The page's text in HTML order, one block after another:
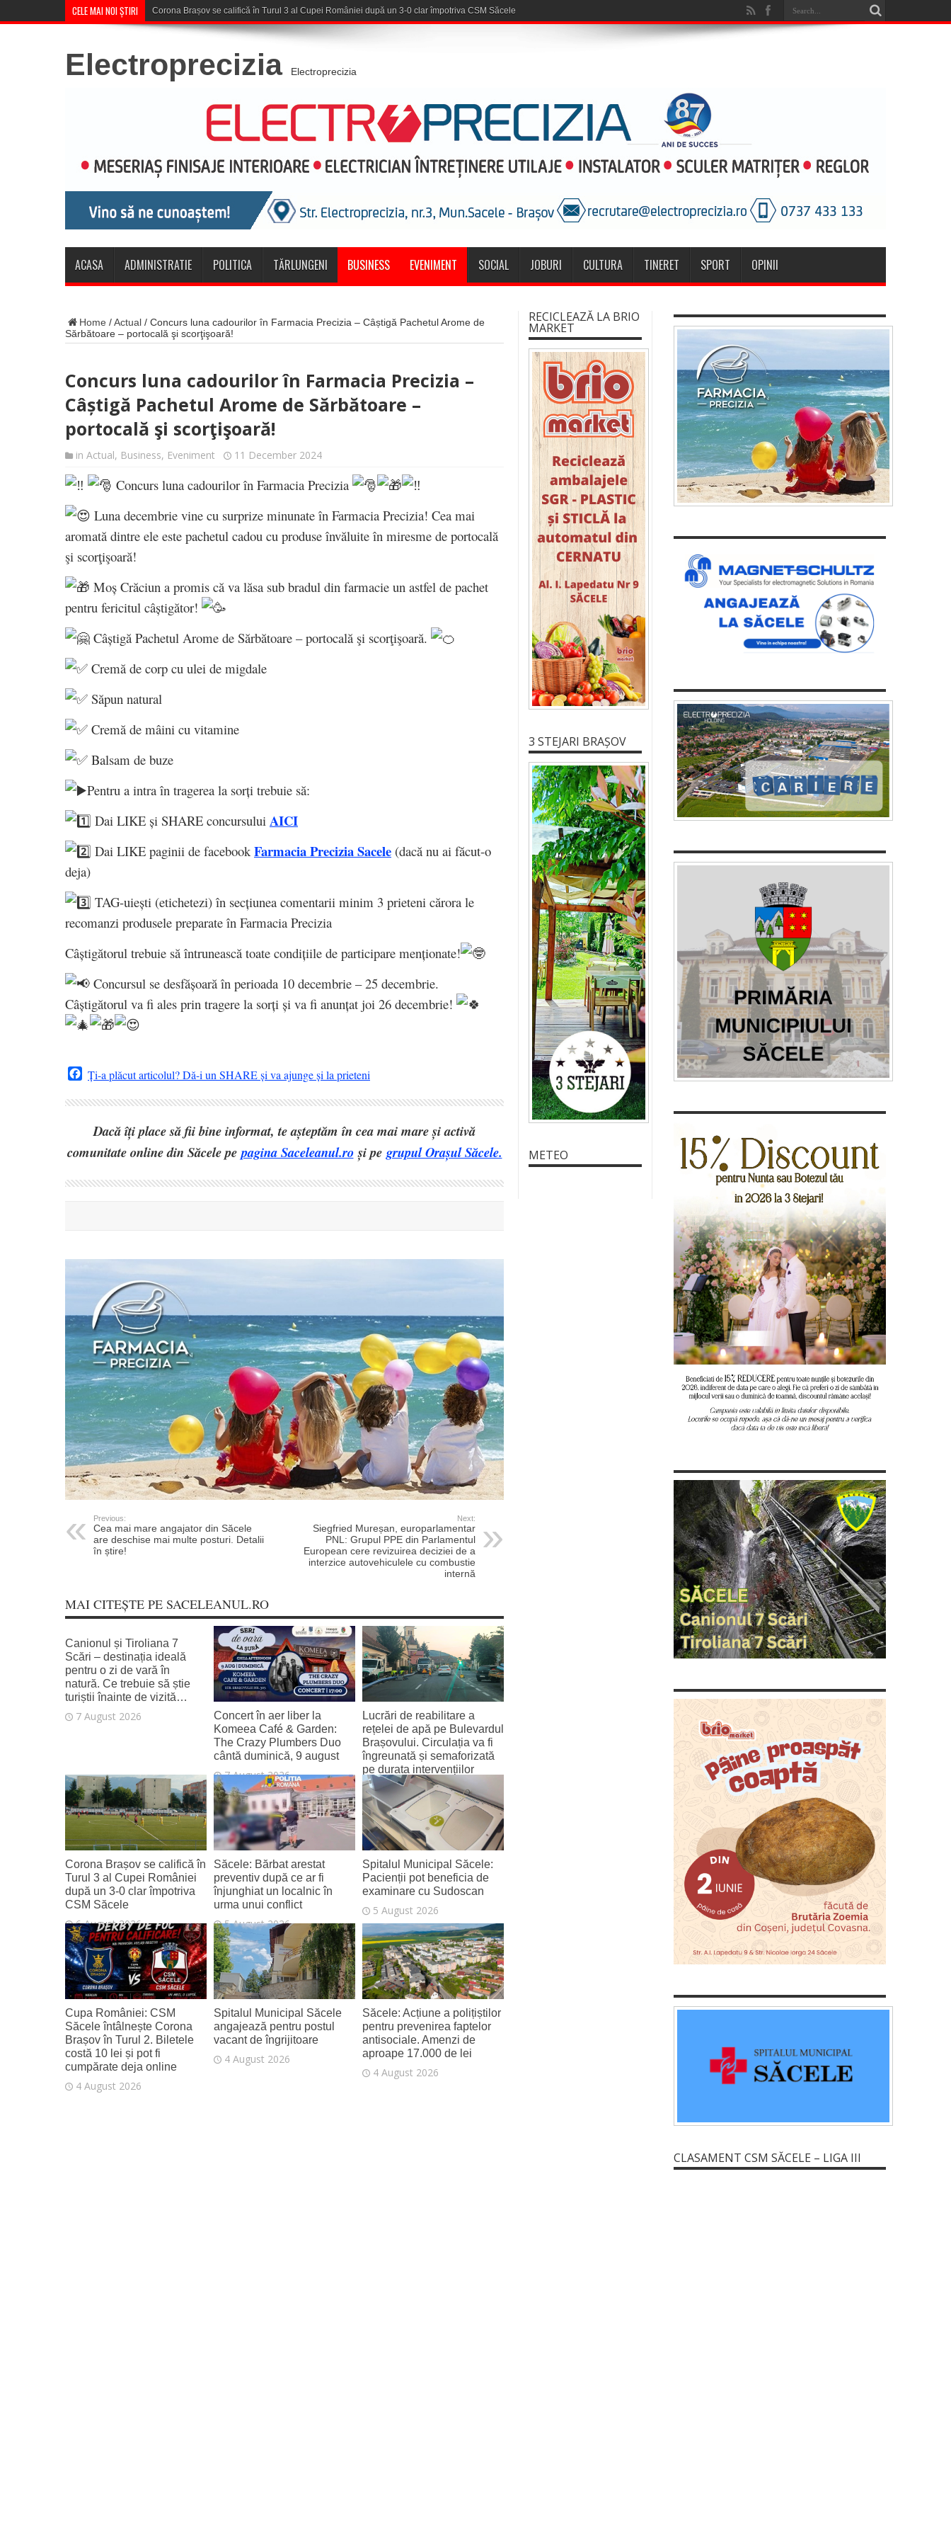
CELE MAI NOI ȘTIRI Săcele: Bărbat arestat p
Electroprecizia Electroprecizia
ACASA ADMINISTRATIE POLITICA TĂRLUNGENI BUSINESS EVENIMENT SOCIAL JOBURI CULTURA TINERET SPORT OPINII
Home /Actual / Concurs luna cadourilor în Farmacia Precizia – Câștigă Pachetul Arome de
Sărbătoare – portocală şi scorţişoară!
Concurs luna cadourilor în Farmacia Precizia –
Câștigă Pachetul Arome de Sărbătoare –
portocală şi scorţişoară!
in Actual, Business, Eveniment 11 December 2024
Concurs luna cadourilor în Farmacia Precizia
Luna decembrie vine cu surprize minunate în Farmacia Precizia! Cea mai
aromată dintre ele este pachetul cadou cu produse învăluite în miresme de portocală
şi scorţişoară!
Moș Crăciun a promis că va lăsa sub bradul din farmacie un astfel de pachet
pentru fericitul câștigător!
Câștigă Pachetul Arome de Sărbătoare – portocală şi scorţişoară.
Cremă de corp cu ulei de migdale
Săpun natural
Cremă de mâini cu vitamine
Balsam de buze
Pentru a intra în tragerea la sorți trebuie să:
️ Dai LIKE și SHARE concursului AICI
Dai LIKE paginii de facebookFarmacia Precizia Sacele (dacă nu ai făcut-o
deja)
️TAG-uiești (etichetezi) în secțiunea comentarii minim 3 prieteni cărora le
recomanzi produsele preparate în Farmacia Precizia
Câștigătorul trebuie să întrunească toate condițiile de participare menționate!
Concursul se desfășoară în perioada 10 decembrie – 25 decembrie.
Câștigătorul va fi ales prin tragere la sorți și va fi anunțat joi 26 decembrie!
Facebook
Ți-a plăcut articolul? Dă-i un SHARE și va ajunge și la prieteni
Dacă îți place să fii bine informat, te așteptăm în cea mai mare și activă
comunitate online din Săcele pepagina Saceleanul.roși pe grupul Orașul Săcele.
Previous:
Cea mai mare angajator din Săcele
are deschise mai multe posturi. Detalii
în știre!
Next:
Siegfried Mureșan, europarlamentar
PNL: Grupul PPE din Parlamentul
European cere revizuirea deciziei de a
interzice autovehiculele cu combustie
internă
MAI CITEȘTE PE SACELEANUL.RO
Canionul și Tiroliana 7
Scări – destinația ideală
pentru o zi de vară în
natură. Ce trebuie să știe
turiștii înainte de vizită…
7 August 2026
Concert în aer liber la
Komeea Café & Garden:
The Crazy Plumbers Duo
cântă duminică, 9 august
7 August 2026
Lucrări de reabilitare a
rețelei de apă pe Bulevardul
Brașovului. Circulația va fi
îngreunată și semaforizată
pe durata intervențiilor
6 August 2026
Corona Brașov se califică în
Turul 3 al Cupei României
după un 3-0 clar împotriva
CSM Săcele
6 August 2026
Săcele: Bărbat arestat
preventiv după ce ar fi
înjunghiat un localnic în
urma unui conflict
5 August 2026
Spitalul Municipal Săcele:
Pacienții pot beneficia de
examinare cu Sudoscan
5 August 2026
Cupa României: CSM
Săcele întâlnește Corona
Brașov în Turul 2. Biletele
costă 10 lei și pot fi
cumpărate deja online
4 August 2026
Spitalul Municipal Săcele
angajează pentru postul
vacant de îngrijitoare
4 August 2026
Săcele: Acțiune a polițiștilor
pentru prevenirea faptelor
antisociale. Amenzi de
aproape 17.000 de lei
4 August 2026
RECICLEAZĂ LA BRIO
MARKET
3 STEJARI BRAȘOV
METEO
CLASAMENT CSM SĂCELE – LIGA III